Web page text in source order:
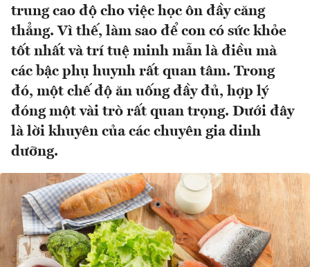
trung cao độ cho việc học ôn đầy căng
thẳng. Vì thế, làm sao để con có sức khỏe
tốt nhất và trí tuệ minh mẫn là điều mà
các bậc phụ huynh rất quan tâm. Trong
đó, một chế độ ăn uống đầy đủ, hợp lý
đóng một vài trò rất quan trọng. Dưới đây
là lời khuyên của các chuyên gia dinh
dưỡng.